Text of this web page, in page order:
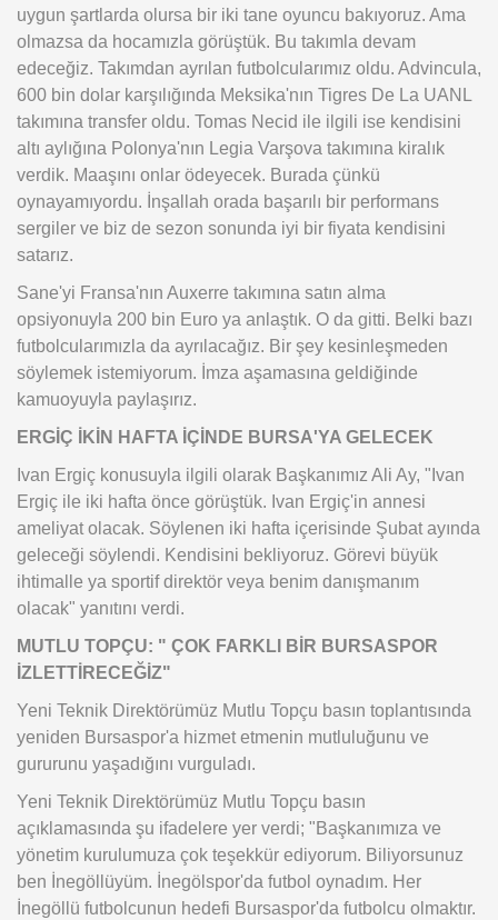
uygun şartlarda olursa bir iki tane oyuncu bakıyoruz. Ama
olmazsa da hocamızla görüştük. Bu takımla devam
edeceğiz. Takımdan ayrılan futbolcularımız oldu. Advincula,
600 bin dolar karşılığında Meksika'nın Tigres De La UANL
takımına transfer oldu. Tomas Necid ile ilgili ise kendisini
altı aylığına Polonya'nın Legia Varşova takımına kiralık
verdik. Maaşını onlar ödeyecek. Burada çünkü
oynayamıyordu. İnşallah orada başarılı bir performans
sergiler ve biz de sezon sonunda iyi bir fiyata kendisini
satarız.
Sane'yi Fransa'nın Auxerre takımına satın alma
opsiyonuyla 200 bin Euro ya anlaştık. O da gitti. Belki bazı
futbolcularımızla da ayrılacağız. Bir şey kesinleşmeden
söylemek istemiyorum. İmza aşamasına geldiğinde
kamuoyuyla paylaşırız.
ERGİÇ İKİN HAFTA İÇİNDE BURSA'YA GELECEK
Ivan Ergiç konusuyla ilgili olarak Başkanımız Ali Ay, "Ivan
Ergiç ile iki hafta önce görüştük. Ivan Ergiç'in annesi
ameliyat olacak. Söylenen iki hafta içerisinde Şubat ayında
geleceği söylendi. Kendisini bekliyoruz. Görevi büyük
ihtimalle ya sportif direktör veya benim danışmanım
olacak" yanıtını verdi.
MUTLU TOPÇU: " ÇOK FARKLI BİR BURSASPOR
İZLETTİRECEĞİZ"
Yeni Teknik Direktörümüz Mutlu Topçu basın toplantısında
yeniden Bursaspor'a hizmet etmenin mutluluğunu ve
gururunu yaşadığını vurguladı.
Yeni Teknik Direktörümüz Mutlu Topçu basın
açıklamasında şu ifadelere yer verdi; "Başkanımıza ve
yönetim kurulumuza çok teşekkür ediyorum. Biliyorsunuz
ben İnegöllüyüm. İnegölspor'da futbol oynadım. Her
İnegöllü futbolcunun hedefi Bursaspor'da futbolcu olmaktır.